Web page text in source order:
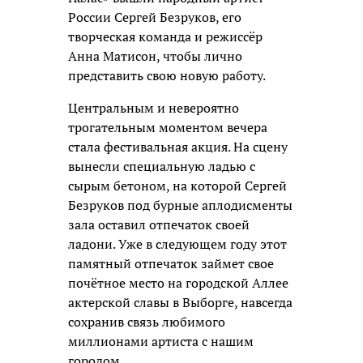
России Сергей Безруков, его
творческая команда и режиссёр
Анна Матисон, чтобы лично
представить свою новую работу.
Центральным и невероятно
трогательным моментом вечера
стала фестивальная акция. На сцену
вынесли специальную ладью с
сырым бетоном, на которой Сергей
Безруков под бурные аплодисменты
зала оставил отпечаток своей
ладони. Уже в следующем году этот
памятный отпечаток займет свое
почётное место на городской Аллее
актерской славы в Выборге, навсегда
сохранив связь любимого
миллионами артиста с нашим